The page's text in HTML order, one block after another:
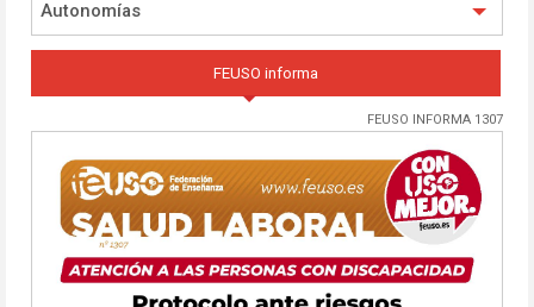
Autonomías
FEUSO informa
FEUSO INFORMA 1307